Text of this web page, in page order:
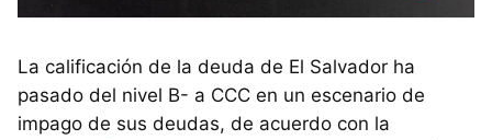
La calificación de la deuda de El Salvador ha
pasado del nivel B- a CCC en un escenario de
impago de sus deudas, de acuerdo con la